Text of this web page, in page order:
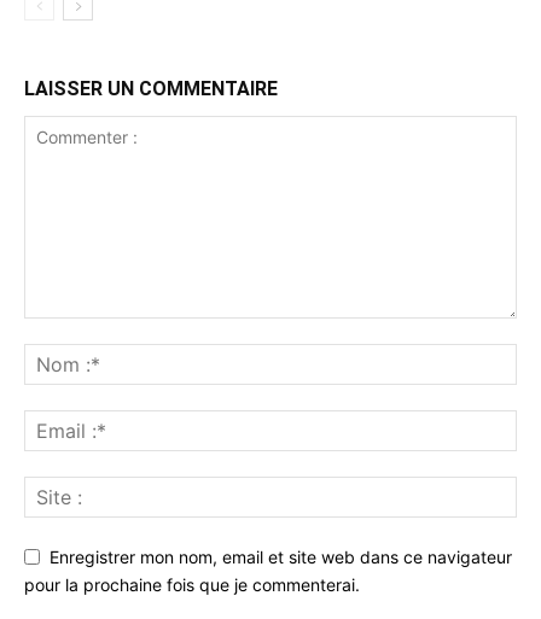
LAISSER UN COMMENTAIRE
Enregistrer mon nom, email et site web dans ce navigateur
pour la prochaine fois que je commenterai.